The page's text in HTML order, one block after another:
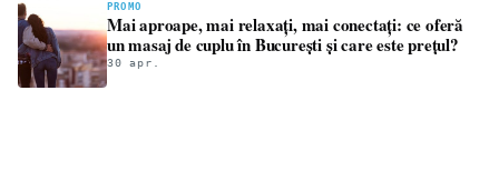
PROMO
Mai aproape, mai relaxați, mai conectați: ce oferă
un masaj de cuplu în București și care este prețul?
30 apr.